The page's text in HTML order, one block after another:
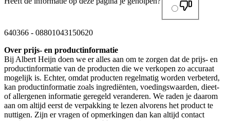
640366 - 08801043150620
Over prijs- en productinformatie
Bij Albert Heijn doen we er alles aan om te zorgen dat de prijs- en
productinformatie van de producten die we verkopen zo accuraat
mogelijk is. Echter, omdat producten regelmatig worden verbeterd,
kan productinformatie zoals ingrediënten, voedingswaarden, dieet-
of allergenen informatie geregeld veranderen. We raden je daarom
aan om altijd eerst de verpakking te lezen alvorens het product te
nuttigen. Zijn er vragen of opmerkingen dan kan altijd contact